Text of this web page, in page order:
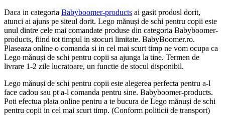
Daca in categoria Babyboomer-products ai gasit produsl dorit,
atunci ai ajuns pe siteul dorit. Lego mănuși de schi pentru copii este
unul dintre cele mai comandate produse din categoria Babyboomer-
products, fiind tot timpul in stocuri limitate. BabyBoomer.ro.
Plaseaza online o comanda si in cel mai scurt timp ne vom ocupa ca
Lego mănuși de schi pentru copii sa ajunga la tine. Termen de
livrare 1-2 zile lucratoare, un functie de stocul disponibil.
Lego mănuși de schi pentru copii este alegerea perfecta pentru a-l
face cadou sau pt a-l comanda pentru sine. Babyboomer-products.
Poti efectua plata online pentru a te bucura de Lego mănuși de schi
pentru copii in cel mai scurt timp. (Conform politicii de transport)